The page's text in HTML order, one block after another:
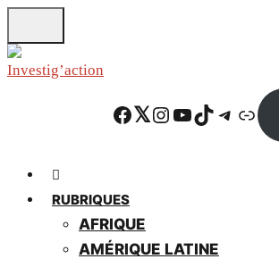
to
main
Facebook Twitter Instagram YouTube TikTok Telegram Lien
RUBRIQUES
AFRIQUE
AMÉRIQUE LATINE